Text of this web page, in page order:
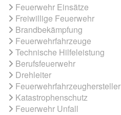
Feuerwehr Einsätze
Freiwillige Feuerwehr
Brandbekämpfung
Feuerwehrfahrzeuge
Technische Hilfeleistung
Berufsfeuerwehr
Drehleiter
Feuerwehrfahrzeughersteller
Katastrophenschutz
Feuerwehr Unfall